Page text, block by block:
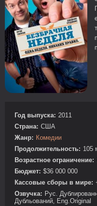
Год выпуска: 2011
Страна: США
Жанр: Комедии
Продолжительность: 105
Возрастное ограничение:
Бюджет: $36 000 000
Кассовые сборы в мире:
Озвучка: Рус.
Дубльований, Eng.Original